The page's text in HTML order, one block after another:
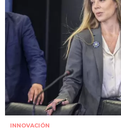
INNOVACIÓN